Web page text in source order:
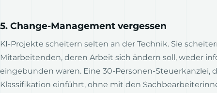
5. Change-Management vergessen
KI-Projekte scheitern selten an der Technik. Sie
Mitarbeitenden, deren Arbeit sich ändern soll, weder
eingebunden waren. Eine 30-Personen-Steuerkanzlei,
Klassifikation einführt, ohne mit den